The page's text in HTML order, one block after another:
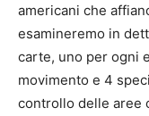
americani che
esamineremo in
carte, uno per ogni
movimento e 4
controllo delle aree